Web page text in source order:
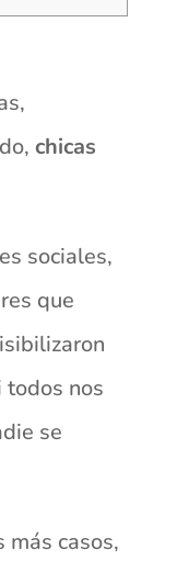
chicas
sociales,
que
todos nos
se
más casos,